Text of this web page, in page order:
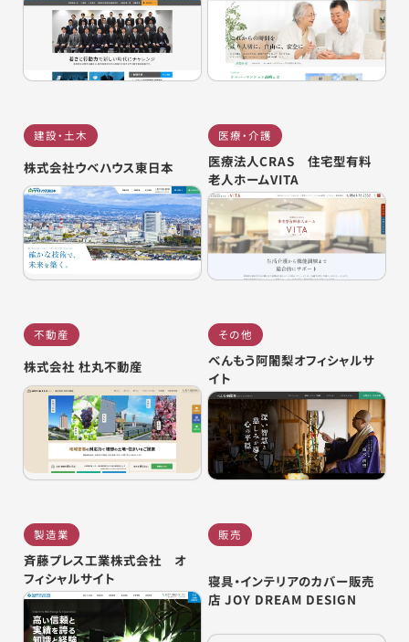
建設・土木
株式会社ウベハウス東日本
医療・介護
医療法人CRAS 住宅型有料
老人ホームVITA
不動産
株式会社 杜丸不動産
その他
べんもう阿闍梨オフィシャルサ
イト
製造業
斉藤プレス工業株式会社 オ
フィシャルサイト
販売
寝具・インテリアのカバー販売
店 JOY DREAM DESIGN